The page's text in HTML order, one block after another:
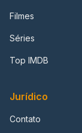
Filmes
Séries
Top IMDB
Jurídico
Contato